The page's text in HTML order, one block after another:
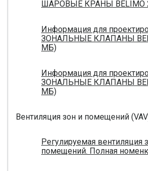
ШАРОВЫЕ КРАНЫ BELIMO
Информация для
ЗОНАЛЬНЫЕ КЛАПАНЫ
МБ)
Информация для
ЗОНАЛЬНЫЕ КЛАПАНЫ
МБ)
Вентиляция зон и помещений
Регулируемая вентиляция
помещений. Полная